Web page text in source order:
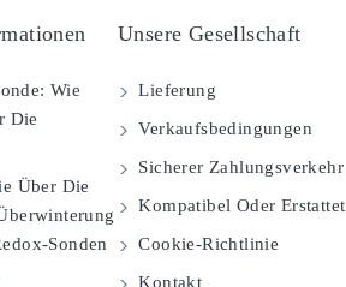
Wie
Die
Über Die
Sonden
Unsere Gesellschaft
Lieferung
Verkaufsbedingungen
Sicherer Zahlungsverkehr
Kompatibel Oder Erstattet
Cookie-Richtlinie
Kontakt